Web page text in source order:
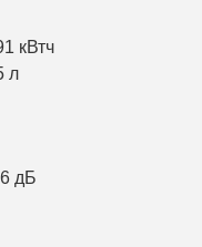
кВтч
л
дБ